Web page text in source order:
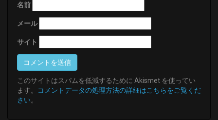
名前
メール
サイト
このサイトはスパムを低減するために Akismet を使ってい
ます。
コメントデータの処理方法の詳細はこちらをご覧くだ
さい。